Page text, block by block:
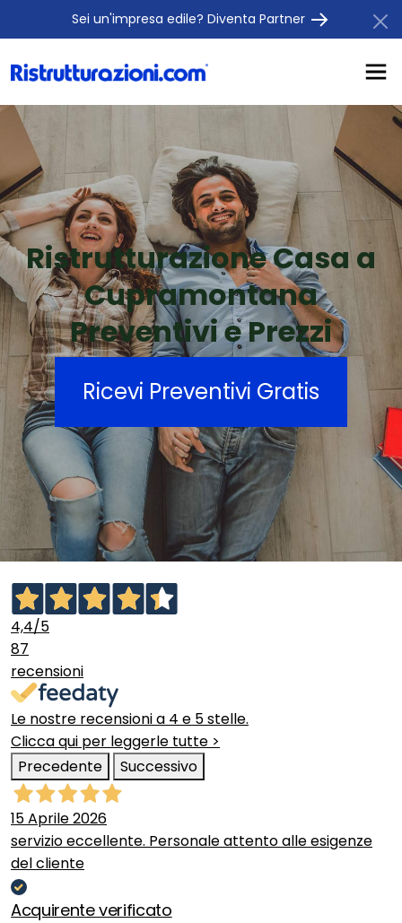
Sei un'impresa edile? Diventa Partner
Ristrutturazione Casa a
Cupramontana
Preventivi e Prezzi
Ricevi Preventivi Gratis
4,4/5
87
recensioni
Le nostre recensioni a 4 e 5 stelle.
Clicca qui per leggerle tutte >
Precedente
Successivo
15 Aprile 2026
servizio eccellente. Personale attento alle esigenze
del cliente
Acquirente verificato